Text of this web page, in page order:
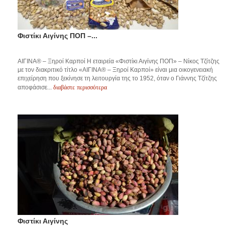
Φιστίκι Αιγίνης ΠΟΠ –...
ΑΙΓΙΝΑ® – Ξηροί Καρποί Η εταιρεία «Φιστίκι Αιγίνης ΠΟΠ» – Νίκος Τζίτζης
με τον διακριτικό τίτλο «ΑΙΓΙΝΑ® – Ξηροί Καρποί» είναι μια οικογενειακή
επιχείρηση που ξεκίνησε τη λειτουργία της το 1952, όταν ο Γιάννης Τζίτζης
αποφάσισε... διαβάστε περισσότερα
Φιστίκι Αιγίνης